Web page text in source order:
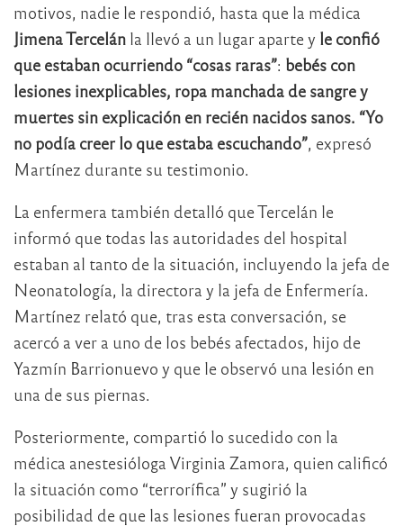
motivos, nadie le respondió, hasta que la médica
Jimena Tercelán la llevó a un lugar aparte y le confió
que estaban ocurriendo “cosas raras”: bebés con
lesiones inexplicables, ropa manchada de sangre y
muertes sin explicación en recién nacidos sanos. “Yo
no podía creer lo que estaba escuchando”, expresó
Martínez durante su testimonio.
La enfermera también detalló que Tercelán le
informó que todas las autoridades del hospital
estaban al tanto de la situación, incluyendo la jefa de
Neonatología, la directora y la jefa de Enfermería.
Martínez relató que, tras esta conversación, se
acercó a ver a uno de los bebés afectados, hijo de
Yazmín Barrionuevo y que le observó una lesión en
una de sus piernas.
Posteriormente, compartió lo sucedido con la
médica anestesióloga Virginia Zamora, quien calificó
la situación como “terrorífica” y sugirió la
posibilidad de que las lesiones fueran provocadas